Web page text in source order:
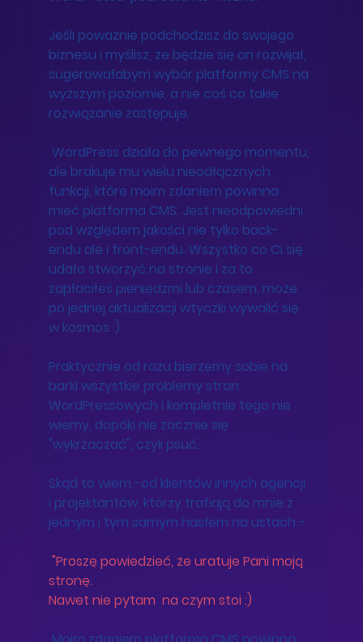
Jeśli poważnie podchodzisz do swojego
biznesu i myślisz, że będzie się on rozwijał,
sugerowałabym wybór platformy CMS na
wyższym poziomie, a nie coś co takie
rozwiązanie zastępuje.
ale brakuje mu wielu nieodłącznych
funkcji, które moim zdaniem powinna
mieć platforma CMS. Jest nieodpowiedni
pod względem jakości nie tylko back-
endu ale i front-endu. Wszystko co Ci się
udało stworzyć na stronie i za to
zapłaciłeś pieniędzmi lub czasem, może
po jednej aktualizacji wtyczki wywalić się
w kosmos :)
Praktycznie od razu bierzemy sobie na
barki wszystkie problemy stron
WordPressowych i kompletnie tego nie
wiemy, dopóki nie zacznie się
"wykrzaczać", czyli psuć.
Skąd to wiem -od klientów innych agencji
i projektantów, którzy trafiają do mnie z
jednym i tym samym hasłem na ustach -
"Proszę powiedzieć, że uratuje Pani moją
stronę.
Nawet nie pytam  na czym stoi :)